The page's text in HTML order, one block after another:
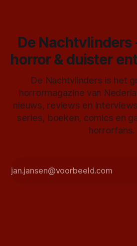
De Nachtvlinders
horror & duister
De Nachtvlinders is het
horrormagazine van
nieuws, reviews en
series, boeken, comics en
horrorfans.